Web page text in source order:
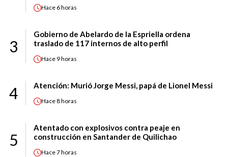
Hace 6 horas
3
Gobierno de Abelardo de la Espriella ordena
traslado de 117 internos de alto perfil
Hace 9 horas
4 Atención: Murió Jorge Messi, papá de Lionel Messi
Hace8 horas
5
Atentado con explosivos contra peaje en
construcción en Santander de Quilichao
Hace7 horas